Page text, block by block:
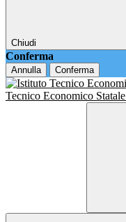
Chiudi
Conferma
Annulla Conferma
Tecnico Economico Statale